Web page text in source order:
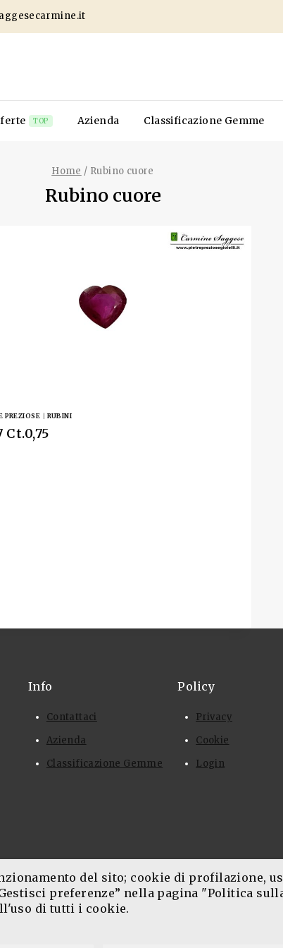
TOP Azienda Classificazione Gemme
Home / Rubino cuore
Rubino cuore
PREZIOSE RUBINI
Ct.0,75
Info
Contattaci
Azienda
Classificazione Gemme
Policy
Privacy
Cookie
Login
del sito; cookie di profilazione,
preferenze” nella pagina "Politica
di tutti i cookie.